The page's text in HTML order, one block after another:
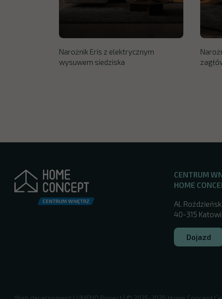
Narożnik Eris z elektrycznym
wysuwem siedziska
CENTRUM
HOME
Al.
40-315
Dojazd